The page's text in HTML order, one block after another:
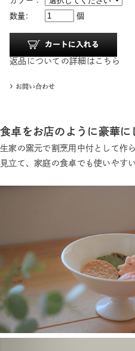
数量:
個
返品についての詳細はこちら
食卓をお店のように豪華に
生家の窯元で割烹用中付として作
見立て、家庭の食卓でも使いやす